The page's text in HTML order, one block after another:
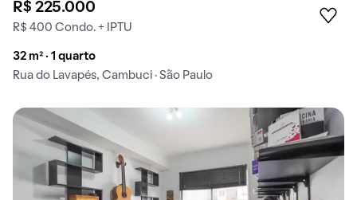
R$ 225.000
R$ 400 Condo. + IPTU
32 m² · 1 quarto
Rua do Lavapés, Cambuci · São Paulo